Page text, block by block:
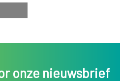
onze nieuwsbrief